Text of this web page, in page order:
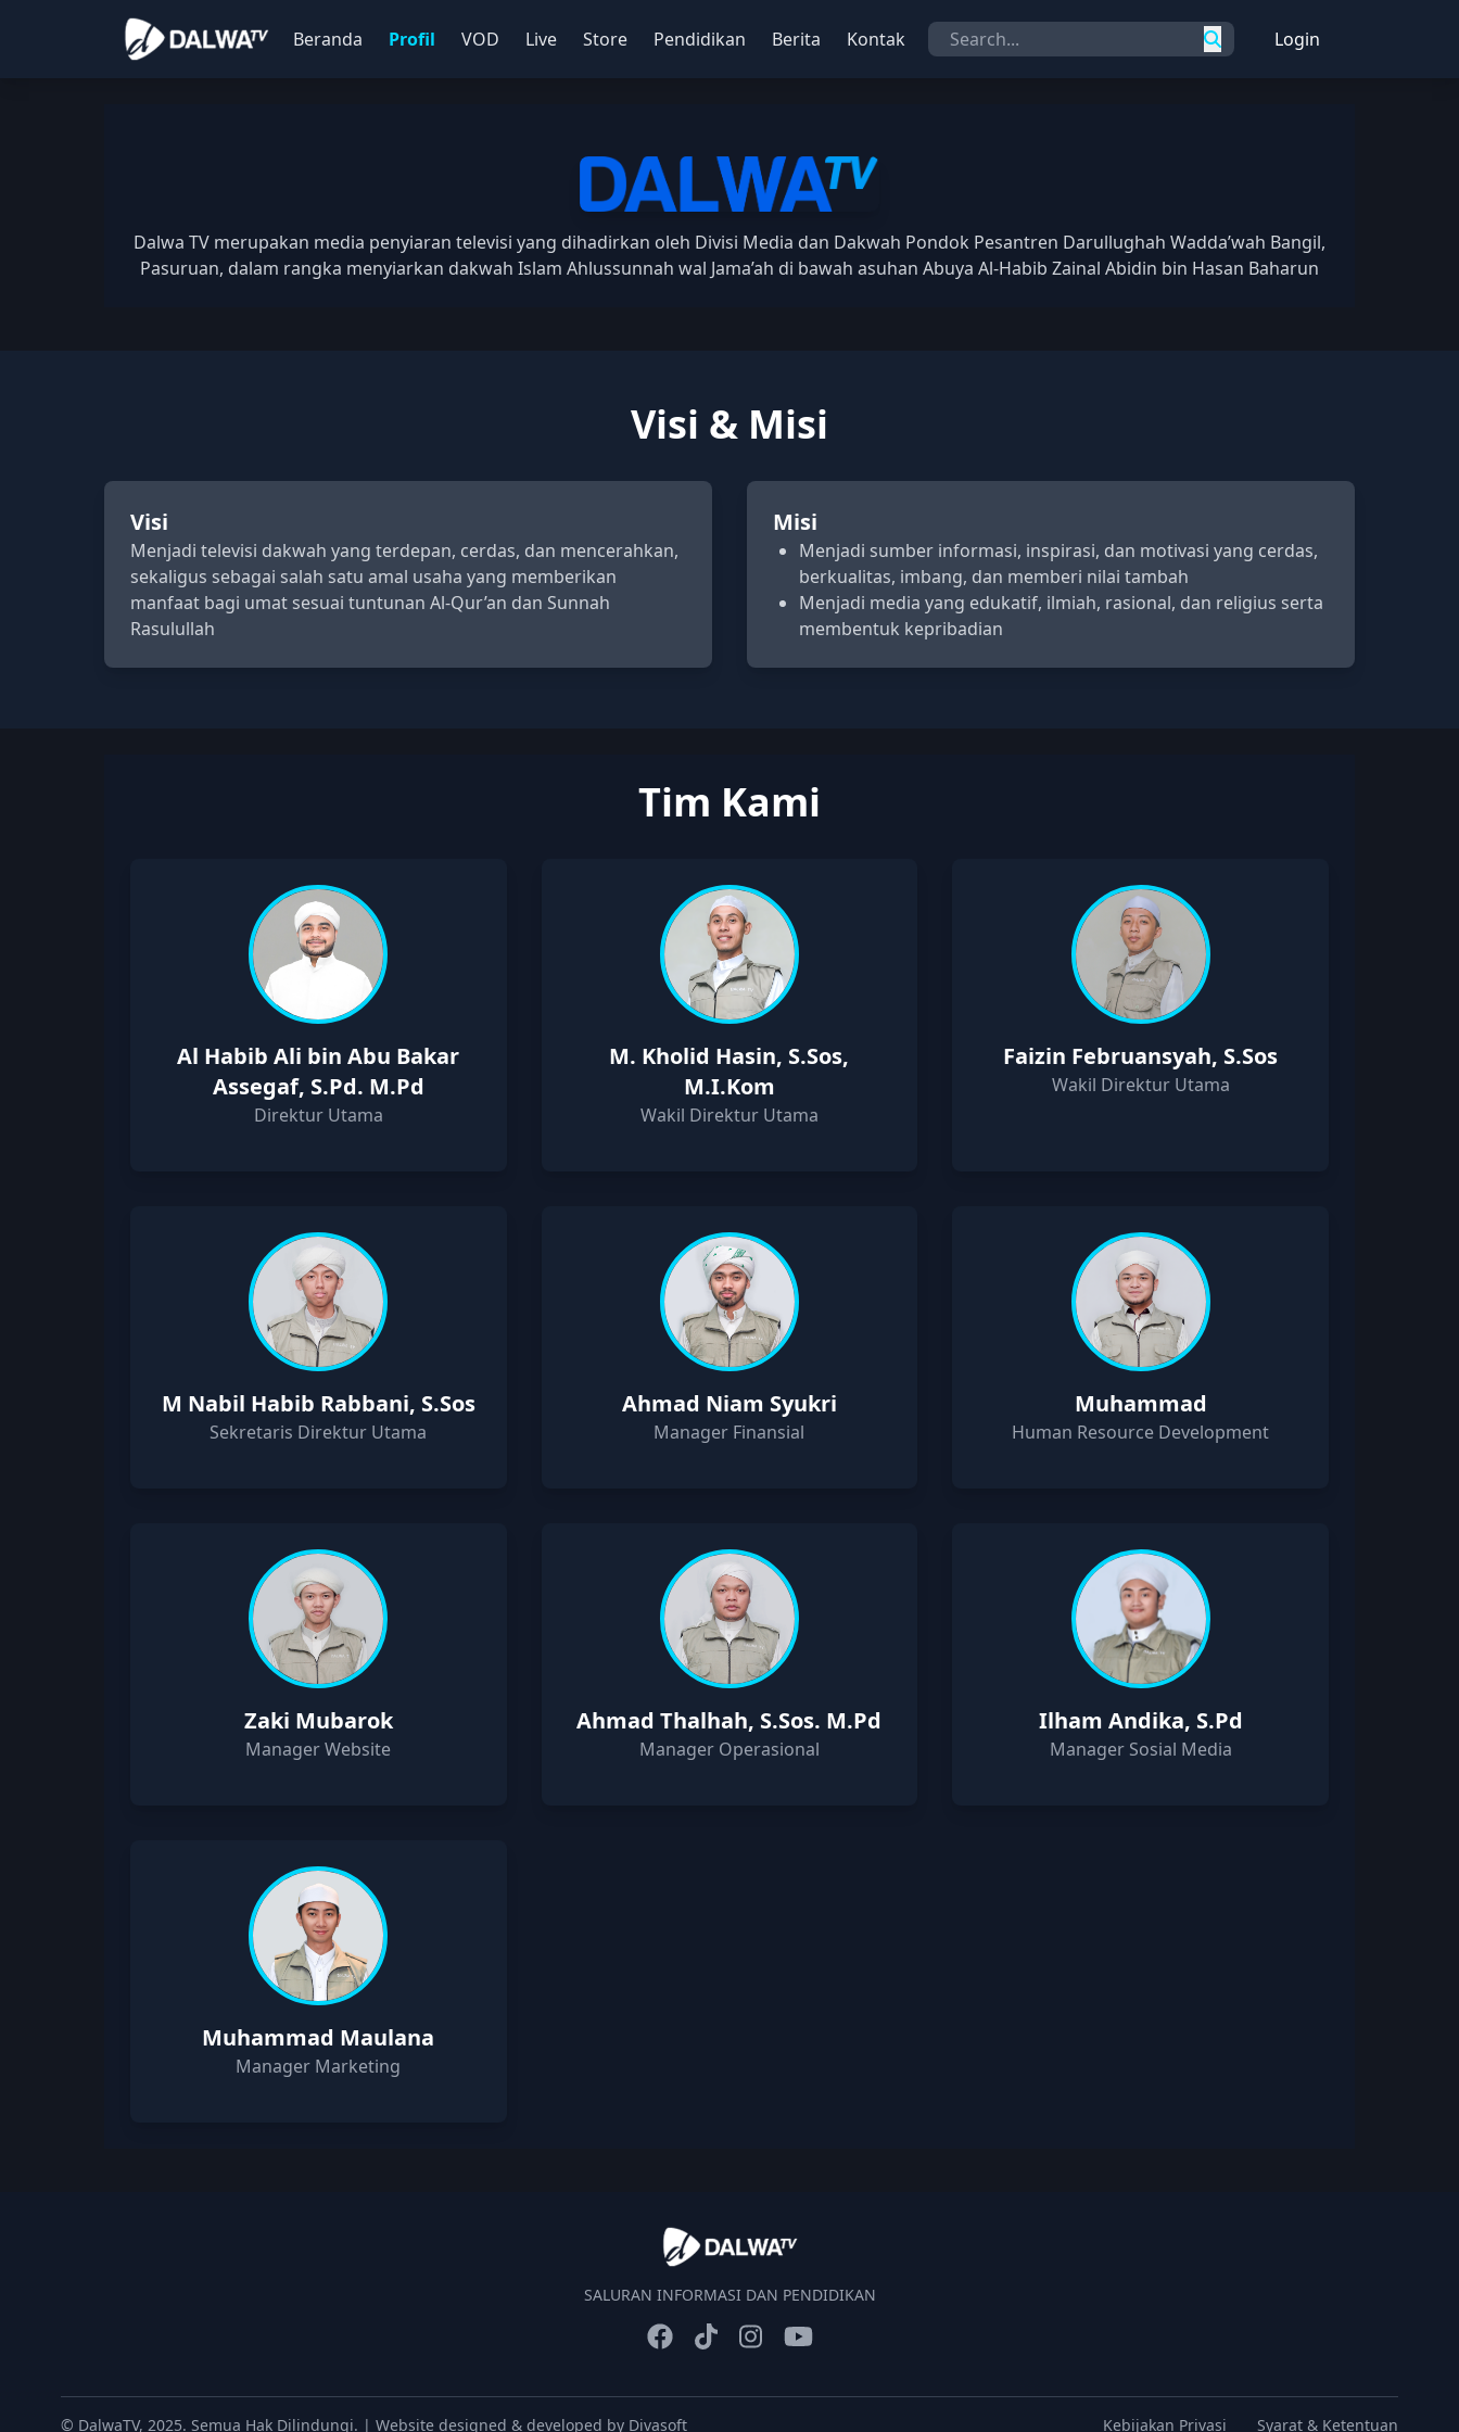
Beranda Profil VOD Live Store Pendidikan Berita Kontak Login
Dalwa TV merupakan media penyiaran televisi yang dihadirkan oleh Divisi Media dan Dakwah Pondok Pesantren Darullughah Wadda’wah Bangil,
Pasuruan, dalam rangka menyiarkan dakwah Islam Ahlussunnah wal Jama’ah di bawah asuhan Abuya Al-Habib Zainal Abidin bin Hasan Baharun
Visi & Misi
Visi
Menjadi televisi dakwah yang terdepan, cerdas, dan mencerahkan,
sekaligus sebagai salah satu amal usaha yang memberikan
manfaat bagi umat sesuai tuntunan Al-Qur’an dan Sunnah
Rasulullah
Misi
Menjadi sumber informasi, inspirasi, dan motivasi yang cerdas,
berkualitas, imbang, dan memberi nilai tambah
Menjadi media yang edukatif, ilmiah, rasional, dan religius serta
membentuk kepribadian
Tim Kami
Al Habib Ali bin Abu Bakar
Assegaf, S.Pd. M.Pd
Direktur Utama
M. Kholid Hasin, S.Sos,
M.I.Kom
Wakil Direktur Utama
Faizin Februansyah, S.Sos
Wakil Direktur Utama
M Nabil Habib Rabbani, S.Sos
Sekretaris Direktur Utama
Ahmad Niam Syukri
Manager Finansial
Muhammad
Human Resource Development
Zaki Mubarok
Manager Website
Ahmad Thalhah, S.Sos. M.Pd
Manager Operasional
Ilham Andika, S.Pd
Manager Sosial Media
Muhammad Maulana
Manager Marketing
SALURAN INFORMASI DAN PENDIDIKAN
© DalwaTV, 2025. Semua Hak Dilindungi. | Website designed & developed by Divasoft Kebijakan Privasi Syarat & Ketentuan